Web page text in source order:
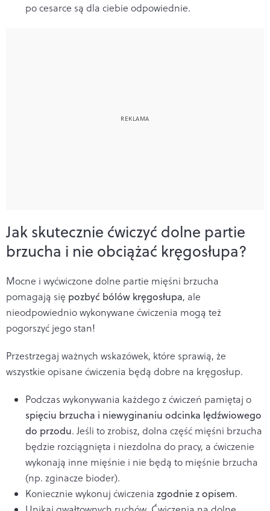
po cesarce są dla ciebie odpowiednie.
Jak skutecznie ćwiczyć dolne partie
brzucha i nie obciążać kręgosłupa?
Mocne i wyćwiczone dolne partie mięśni brzucha
pomagają się pozbyć bólów kręgosłupa, ale
nieodpowiednio wykonywane ćwiczenia mogą też
pogorszyć jego stan!
Przestrzegaj ważnych wskazówek, które sprawią, że
wszystkie opisane ćwiczenia będą dobre na kręgosłup.
Podczas wykonywania każdego z ćwiczeń pamiętaj o
spięciu brzucha i niewyginaniu odcinka lędźwiowego
do przodu. Jeśli to zrobisz, dolna część mięśni brzucha
będzie rozciągnięta i niezdolna do pracy, a ćwiczenie
wykonają inne mięśnie i nie będą to mięśnie brzucha
(np. zginacze bioder).
Koniecznie wykonuj ćwiczenia zgodnie z opisem.